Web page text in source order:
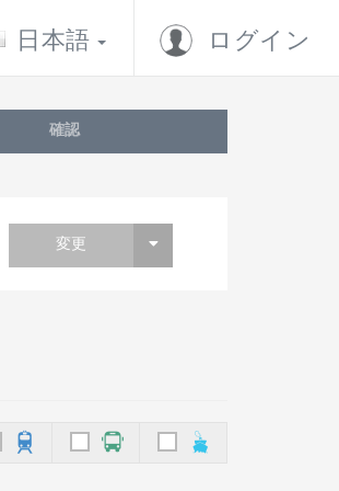
ログイン
日本語
確認
変更